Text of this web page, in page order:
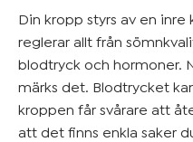
blodtryck
&
övervikt
Kom
Din kropp styrs av en
reglerar allt från
blodtryck och hormoner.
märks det. Blodtrycket
kroppen får svårare att
att det finns enkla saker